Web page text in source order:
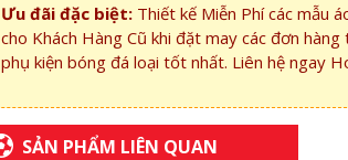
Ưu đãi đặc biệt: Thiết kế Miễn Phí các mẫu
cho Khách Hàng Cũ khi đặt may các đơn
phụ kiện bóng đá loại tốt nhất. Liên hệ ngay
SẢN PHẨM LIÊN QUAN